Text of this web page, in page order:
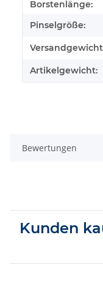
Borstenlänge:
Pinselgröße:
Artikelgewicht:
Bewertungen
Kunden